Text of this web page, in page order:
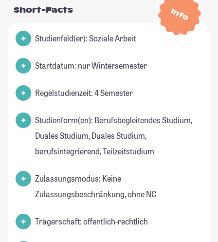
Info
Short-Facts
Studienfeld(er): Soziale Arbeit
Startdatum: nur Wintersemester
Regelstudienzeit: 4 Semester
Studienform(en): Berufsbegleitendes Studium,
Duales Studium, Duales Studium,
berufsintegrierend, Teilzeitstudium
Zulassungsmodus: Keine
Zulassungsbeschränkung, ohne NC
Trägerschaft: öffentlich-rechtlich